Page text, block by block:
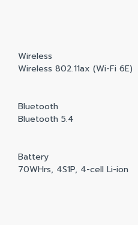
Wireless
Wireless 802.11ax (Wi-Fi 6E)
Bluetooth
Bluetooth 5.4
Battery
70WHrs, 4S1P, 4-cell Li-ion